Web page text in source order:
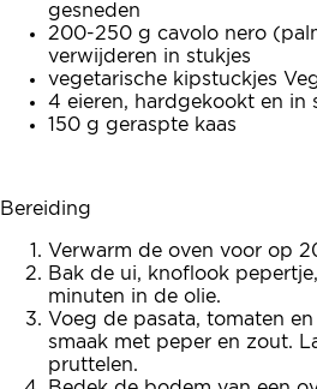
gesneden
200-250 g cavolo nero
verwijderen in stukjes
vegetarische kipstuckjes
4 eieren, hardgekookt en in
150 g geraspte kaas
Bereiding
Verwarm de oven voor op
Bak de ui, knoflook
minuten in de olie.
Voeg de pasata, tomaten
smaak met peper en zout.
pruttelen.